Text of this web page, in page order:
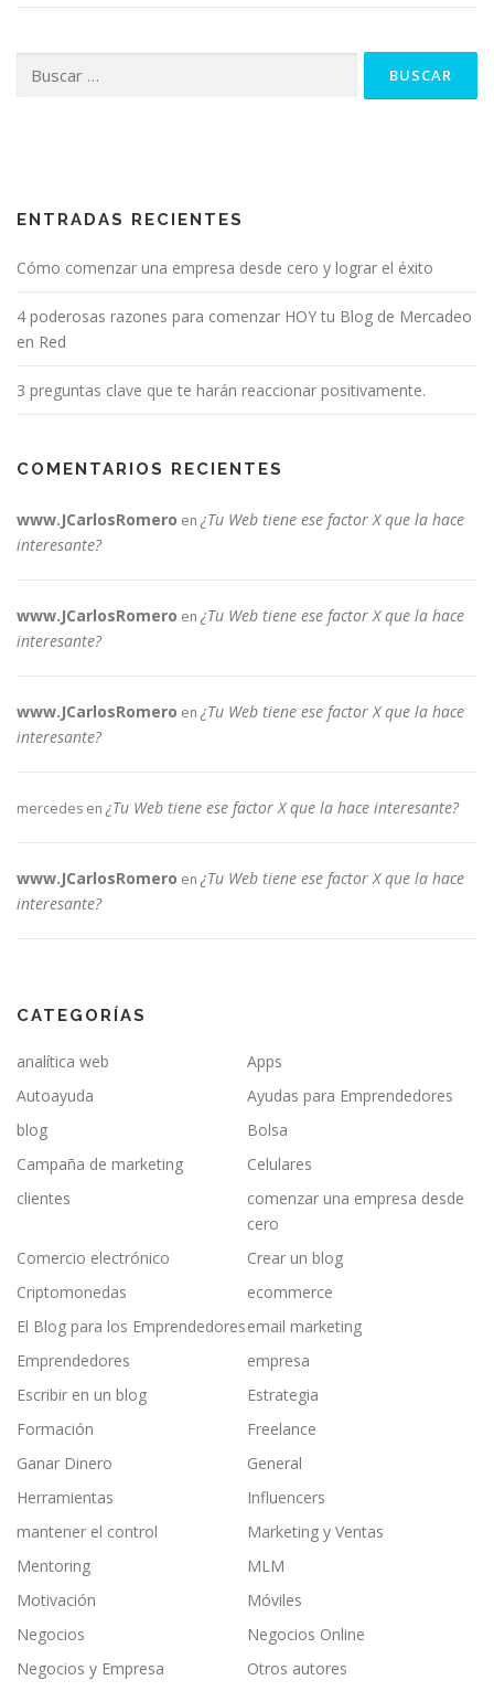
ENTRADAS RECIENTES
Cómo comenzar una empresa desde cero y lograr el éxito
4 poderosas razones para comenzar HOY tu Blog de Mercadeo
en Red
3 preguntas clave que te harán reaccionar positivamente.
COMENTARIOS RECIENTES
www.JCarlosRomero en ¿Tu Web tiene ese factor X que la hace
interesante?
www.JCarlosRomero en ¿Tu Web tiene ese factor X que la hace
interesante?
www.JCarlosRomero en ¿Tu Web tiene ese factor X que la hace
interesante?
mercedes en ¿Tu Web tiene ese factor X que la hace interesante?
www.JCarlosRomero en ¿Tu Web tiene ese factor X que la hace
interesante?
CATEGORÍAS
analítica web
Apps
Autoayuda
Ayudas para Emprendedores
blog
Bolsa
Campaña de marketing
Celulares
clientes
comenzar una empresa desde
cero
Comercio electrónico
Crear un blog
Criptomonedas
ecommerce
El Blog para los Emprendedoresemail marketing
Emprendedores
empresa
Escribir en un blog
Estrategia
Formación
Freelance
Ganar Dinero
General
Herramientas
Influencers
mantener el control
Marketing y Ventas
Mentoring
MLM
Motivación
Móviles
Negocios
Negocios Online
Negocios y Empresa
Otros autores